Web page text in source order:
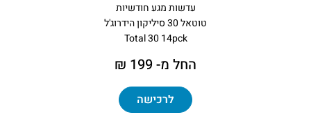
עדשות מגע חודשיות
טוטאל 30 סיליקון הידרוג'ל
Total 30 14pck
החל מ- 199 ₪
לרכישה